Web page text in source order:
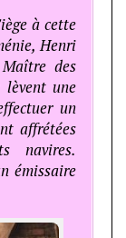
à cette
Henri
des
lèvent une
un
affrétées
navires.
émissaire